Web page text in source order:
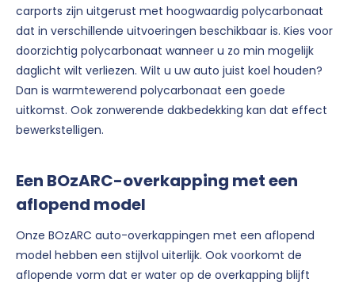
carports zijn uitgerust met hoogwaardig polycarbonaat
dat in verschillende uitvoeringen beschikbaar is. Kies voor
doorzichtig polycarbonaat wanneer u zo min mogelijk
daglicht wilt verliezen. Wilt u uw auto juist koel houden?
Dan is warmtewerend polycarbonaat een goede
uitkomst. Ook zonwerende dakbedekking kan dat effect
bewerkstelligen.
Een BOzARC-overkapping met een
aflopend model
Onze BOzARC auto-overkappingen met een aflopend
model hebben een stijlvol uiterlijk. Ook voorkomt de
aflopende vorm dat er water op de overkapping blijft